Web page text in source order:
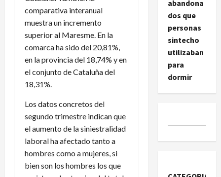
comparativa interanual
muestra un incremento
superior al Maresme. En la
comarca ha sido del 20,81%,
en la provincia del 18,74% y en
el conjunto de Cataluña del
18,31%.
Los datos concretos del
segundo trimestre indican que
el aumento de la siniestralidad
laboral ha afectado tanto a
hombres como a mujeres, si
bien son los hombres los que
abandona
dos que
personas
sintecho
utilizaban
para
dormir